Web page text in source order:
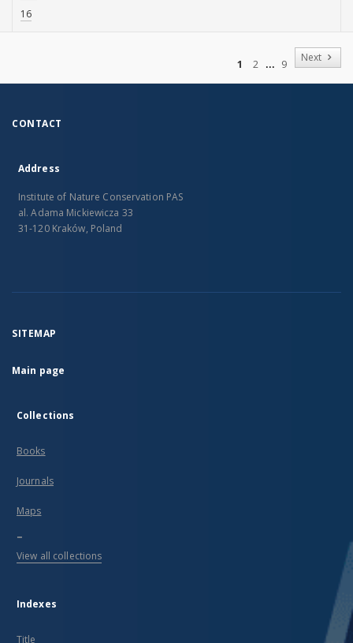
16
1 2
9
Next
CONTACT
Address
Institute of Nature Conservation PAS
al. Adama Mickiewicza 33
31-120 Kraków, Poland
SITEMAP
Main page
Collections
Books
Journals
Maps
...
View all collections
Indexes
Title